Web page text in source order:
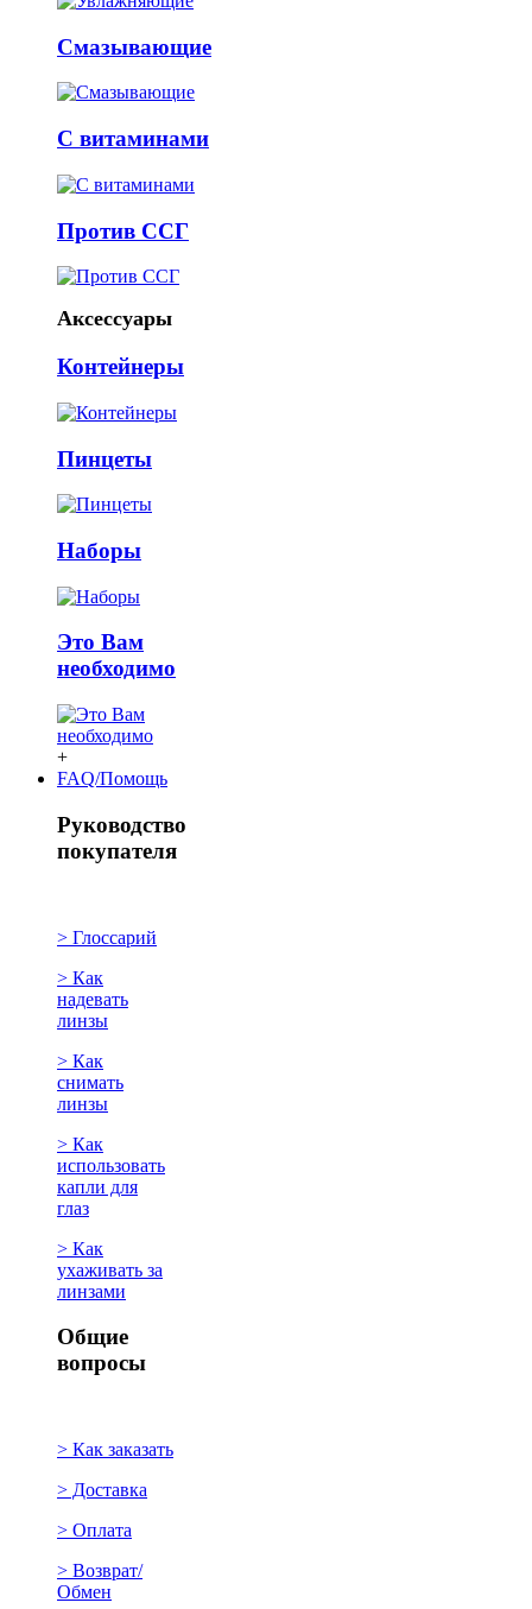
Смазывающие
С витаминами
Против ССГ
Аксессуары
Контейнеры
Пинцеты
Наборы
Это Вам
необходимо
+
FAQ/Помощь
Руководство
покупателя
> Глоссарий
> Как
надевать
линзы
> Как
снимать
линзы
> Как
использовать
капли для
глаз
> Как
ухаживать за
линзами
Общие
вопросы
> Как заказать
> Доставка
> Оплата
> Возврат/
Обмен